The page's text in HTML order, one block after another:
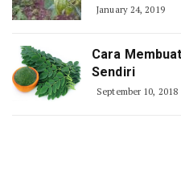
January 24, 2019
Cara
Sendiri
September 10, 2018